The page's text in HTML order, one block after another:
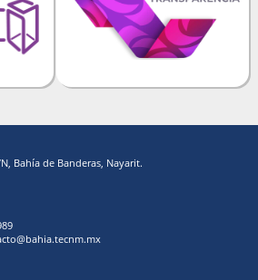
Bahía de Banderas, Nayarit.